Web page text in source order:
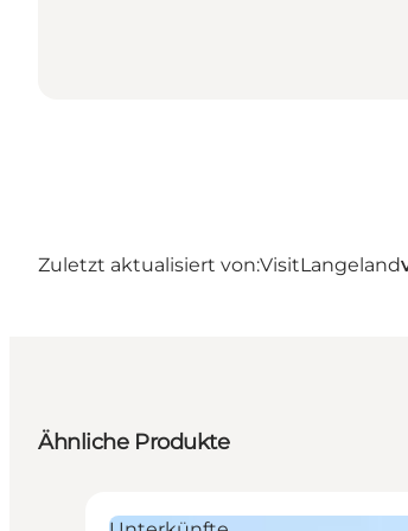
Zuletzt aktualisiert von:VisitLangeland
Ähnliche Produkte